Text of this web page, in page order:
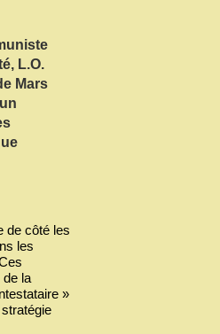
L.O.
Mars
de côté les
les
de la
»